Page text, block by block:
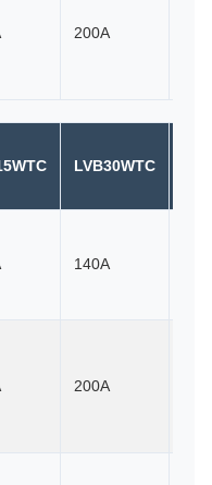
200A
LVB30WTC
140A
200A